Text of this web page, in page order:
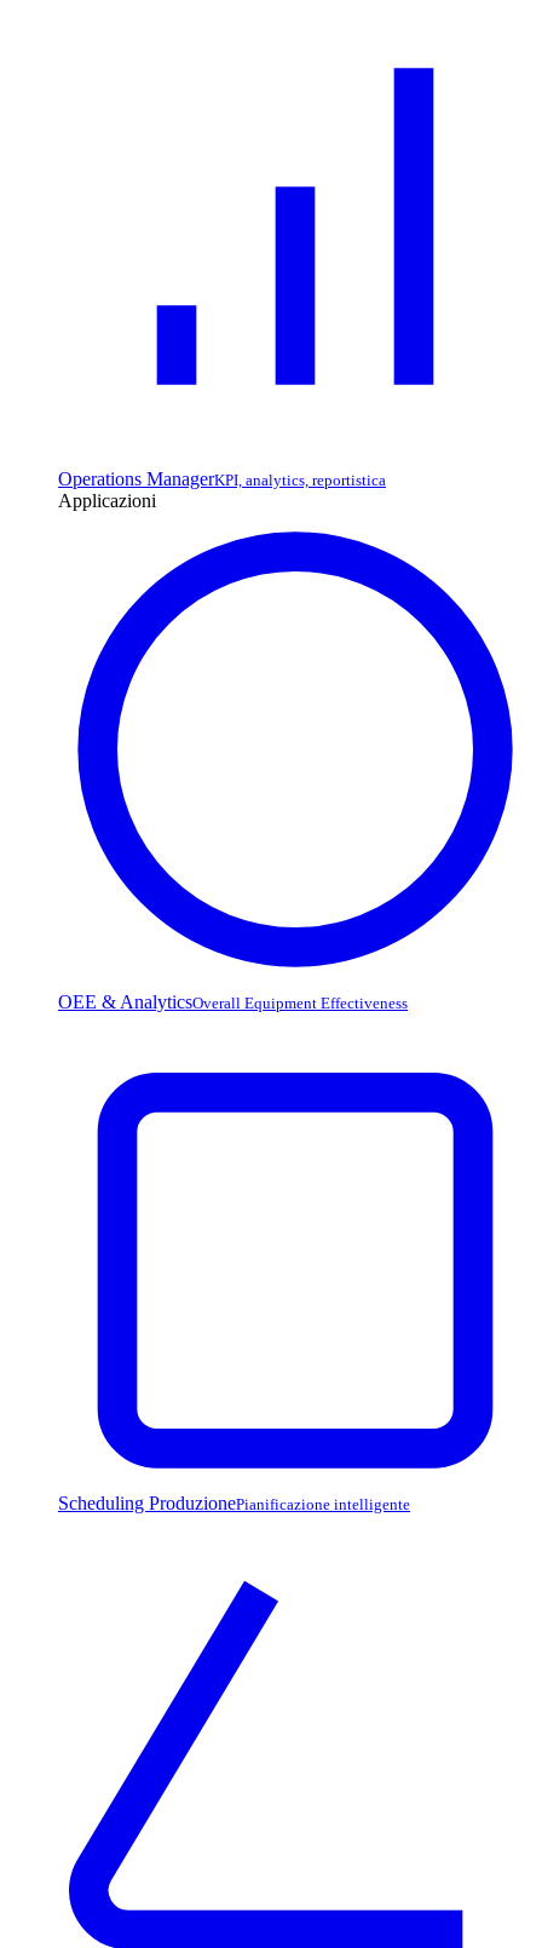
Operations ManagerKPI, analytics, reportistica
Applicazioni
OEE & AnalyticsOverall Equipment Effectiveness
Scheduling ProduzionePianificazione intelligente